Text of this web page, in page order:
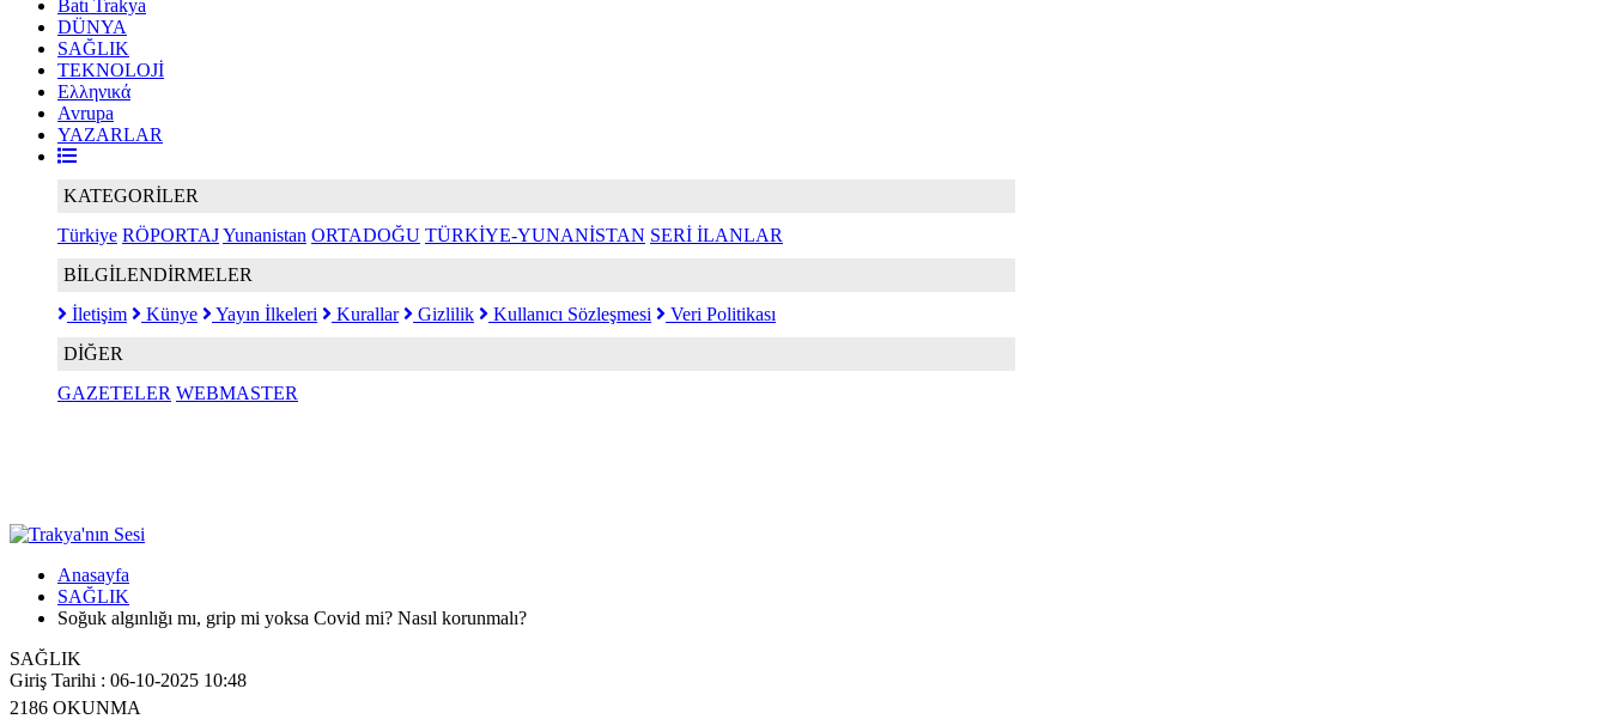
Batı Trakya
DÜNYA
SAĞLIK
TEKNOLOJİ
Ελληνικά
Avrupa
YAZARLAR
KATEGORİLER
Türkiye RÖPORTAJYunanistan ORTADOĞU TÜRKİYE-YUNANİSTAN SERİ İLANLAR
BİLGİLENDİRMELER
İletişim
Künye Yayın İlkeleri Kurallar Gizlilik Kullanıcı Sözleşmesi
Veri Politikası
DİĞER
GAZETELER WEBMASTER
Anasayfa
SAĞLIK
Soğuk algınlığı mı, grip mi yoksa Covid mi? Nasıl korunmalı?
SAĞLIK
Giriş Tarihi : 06-10-2025 10:48
2186 OKUNMA